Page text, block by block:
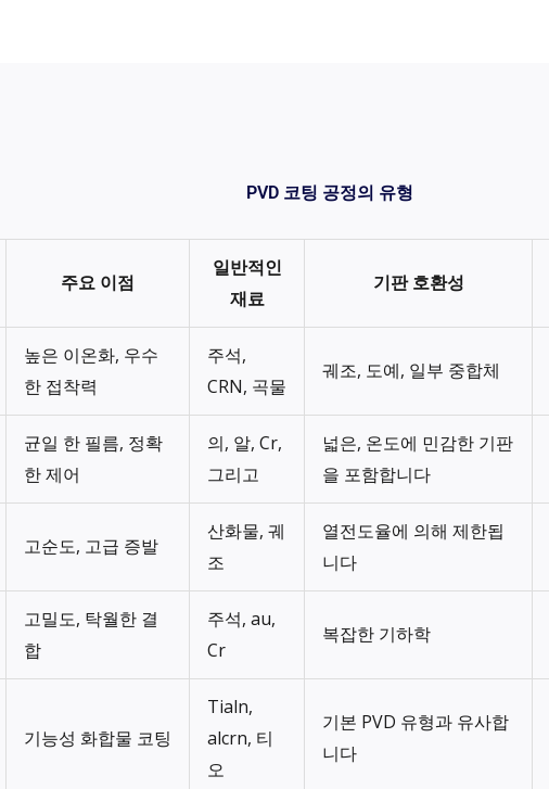
PVD 코팅 공정의 유형
주요 이점
일반적인
재료
기판 호환성
높은 이온화, 우수
한 접착력
주석,
CRN, 곡물
궤조, 도예, 일부 중합체
균일 한 필름, 정확
한 제어
의, 알, Cr,
그리고
넓은, 온도에 민감한 기판
을 포함합니다
고순도, 고급 증발
산화물, 궤
조
열전도율에 의해 제한됩
니다
고밀도, 탁월한 결
합
주석, au,
Cr
복잡한 기하학
기능성 화합물 코팅
Tialn,
alcrn, 티
오
기본 PVD 유형과 유사합
니다